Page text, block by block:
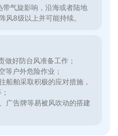
气旋影响，沿海或者陆地
风8级以上并可能持续。
做好防台风准备工作；
等户外危险作业；
船舶采取积极的应对措施，
广告牌等易被风吹动的搭建